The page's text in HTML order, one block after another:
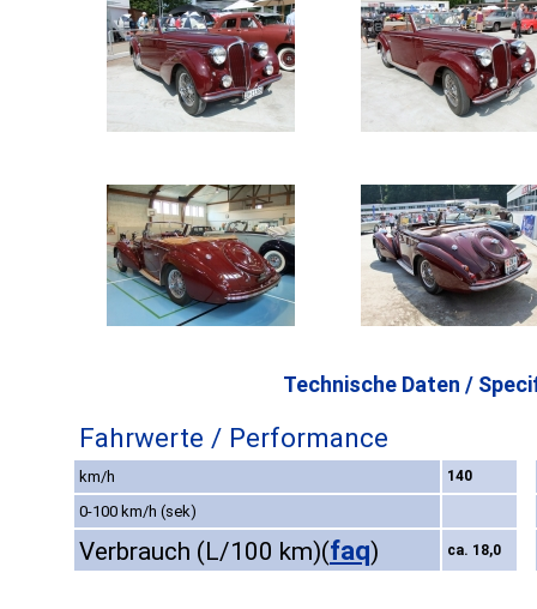
Technische Daten /
Fahrwerte / Performance
km/h 140
0-100 km/h (sek)
Verbrauch (L/100 km)(faq) ca. 18,0